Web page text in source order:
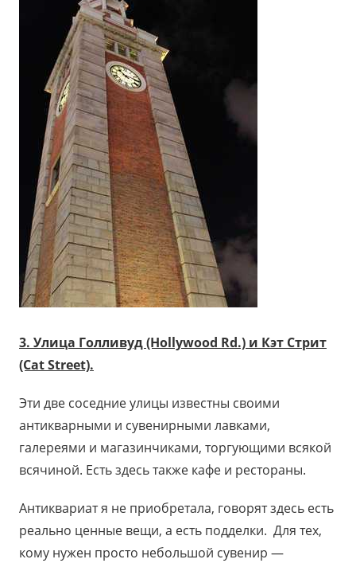
3. Улица Голливуд (Hollywood Rd.) и Кэт Стрит
(Cat Street).
Эти две соседние улицы известны своими
антикварными и сувенирными лавками,
галереями и магазинчиками, торгующими всякой
всячиной. Есть здесь также кафе и рестораны.
Антиквариат я не приобретала, говорят здесь есть
реально ценные вещи, а есть подделки. Для тех,
кому нужен просто небольшой сувенир —